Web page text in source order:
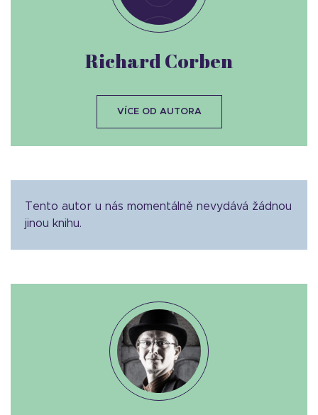
Tento autor u nás momentálně nevydává žádnou
jinou knihu.
Richard Corben
VÍCE OD AUTORA